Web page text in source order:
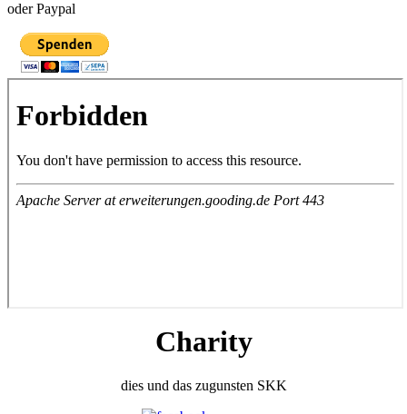
oder Paypal
Charity
dies und das zugunsten SKK